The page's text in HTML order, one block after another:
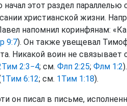
начал этот раздел
христианской жизни.
напомнил коринфянам:
9:7). Он также увещевал
Никакой воин не связывает
2:3−4; см. Флп 2:25; Флм 1:2
1Тим 6:12; см. 1Тим 1:18).
он писал в письме,